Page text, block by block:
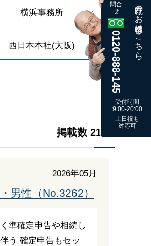
横浜事務所
西日本本社(大阪)
掲載数 21 件
2026年05月
男性（No.3262）
準確定申告や相続し
う 確定申告もセッ
問合
せ
0120-888-145
既存のお客様はこちら
受付時間
9:00-20:00
土日祝も
対応可